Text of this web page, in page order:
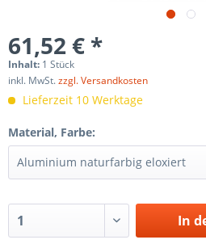
61,52 € *
Inhalt: 1 Stück
inkl. MwSt.zzgl. Versandkosten
Lieferzeit 10 Werktage
Material, Farbe:
In